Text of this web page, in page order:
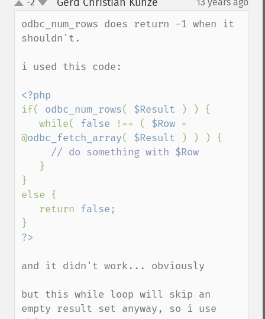
up
down
odbc_num_rows does return -1 when it
shouldn't.
i used this code:
if( odbc_num_rows( $Result
) ) {
   while(
false !== ( $Row =
@odbc_fetch_array( $Result
) ) ) {
// do something with $Row
}
}
else {
   return
false;
and it didn't work... obviously
but this while loop will skip an
empty result set anyway, so i use